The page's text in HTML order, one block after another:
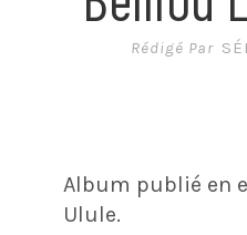
Rédigé Par
Album publié en
Ulule.